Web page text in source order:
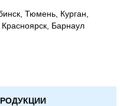
Тюмень, Курган,
Барнаул